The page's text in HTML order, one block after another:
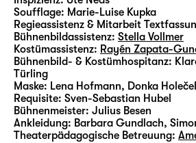
zurückkehrt und die
wieder in einen glänzend
verwandelt.
Soufflage: Marie-Luise Kupka
Regieassistenz & Mitarbeit
Bühnenbildassistenz: Stella Vollmer
Kostümassistenz: Rayén Zapata-
Bühnenbild- & Kostümhospitanz:
Türling
Maske: Lena Hofmann, Donka
Requisite: Sven-Sebastian Hubel
Bühnenmeister: Julius Besen
Ankleidung: Barbara Gundlach,
Theaterpädagogische Betreuung: